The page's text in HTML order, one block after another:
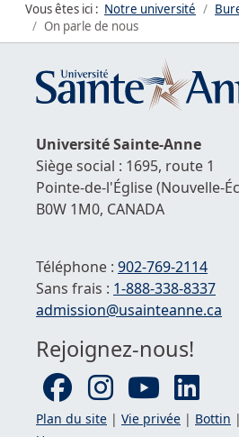
Vous êtes ici : Notre université
On parle de nous
UniversitéSainte-Anne
Siège social : 1695, route 1
Pointe-de-l'Église(Nouvelle-
B0W 1M0, CANADA
Téléphone : 902-769-2114
Sans frais : 1-888-338-8337
Courriel :
admission@usainteanne.ca
Rejoignez-nous!
Plan du site | Vie privée | Bottin |